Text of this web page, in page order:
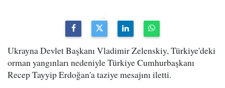
Ukrayna Devlet Başkanı Vladimir Zelenskiy, Türkiye'deki
orman yangınları nedeniyle Türkiye Cumhurbaşkanı
Recep Tayyip Erdoğan'a taziye mesajını iletti.